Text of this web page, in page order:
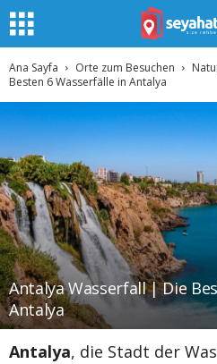
Ana Sayfa Orte zum Besuchen
Besten 6 Wasserfälle in Antalya
Antalya Wasserfall | Die
Antalya
Antalya, die Stadt der